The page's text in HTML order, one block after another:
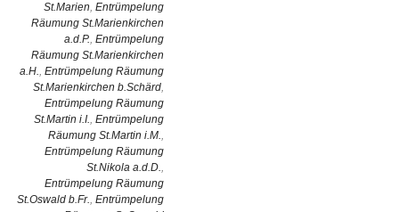
St.Marien, Entrümpelung
Räumung St.Marienkirchen
a.d.P., Entrümpelung
Räumung St.Marienkirchen
a.H., Entrümpelung Räumung
St.Marienkirchen b.Schärd,
Entrümpelung Räumung
St.Martin i.I., Entrümpelung
Räumung St.Martin i.M.,
Entrümpelung Räumung
St.Nikola a.d.D.,
Entrümpelung Räumung
St.Oswald b.Fr., Entrümpelung